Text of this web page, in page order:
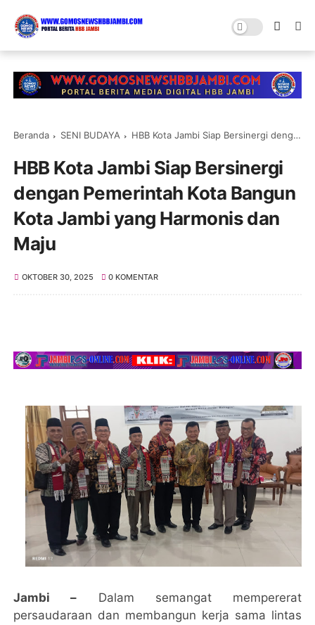
Beranda SENI BUDAYA HBB Kota Jambi Siap Bersinergi dengan Pemerintah Kota Bangun Kota Jambi yang Harmonis dan Maju
HBB Kota Jambi Siap Bersinergi
dengan Pemerintah Kota Bangun
Kota Jambi yang Harmonis dan
Maju
OKTOBER 30, 2025 0 KOMENTAR
Jambi – Dalam semangat mempererat
persaudaraan dan membangun kerja sama lintas